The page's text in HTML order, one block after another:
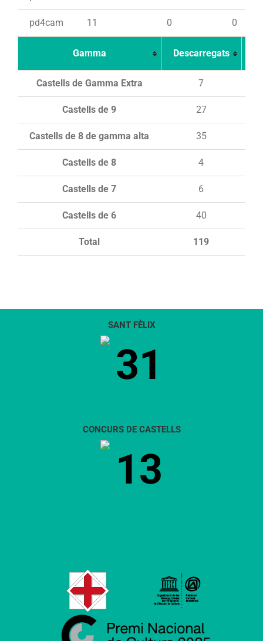
pd4cam 11 0 0
Gamma Descarregats
Total 119
Castells de Gamma Extra 7
Castells de 9 27
Castells de 8 de gamma alta 35
Castells de 8 4
Castells de 7 6
Castells de 6 40
SANT FÈLIX
31
CONCURS DE CASTELLS
13